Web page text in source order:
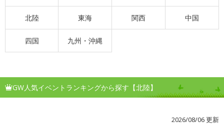
北陸 東海 関西 中国
四国 九州・沖縄
GW人気イベントランキングから探す【北陸】
2026/08/06 更新